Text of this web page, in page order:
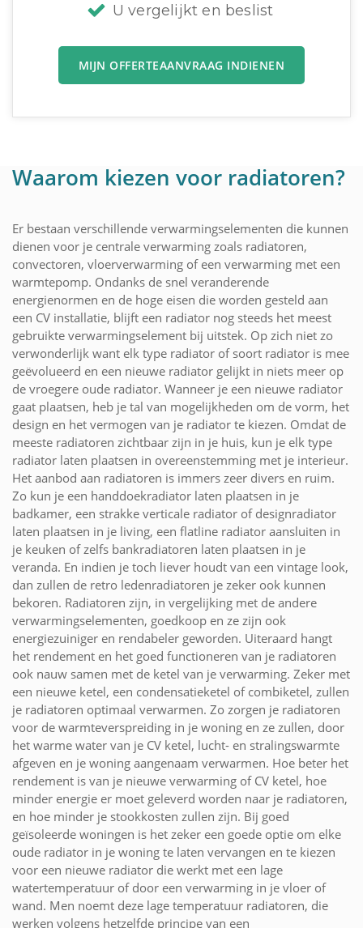
U vergelijkt en beslist
MIJN OFFERTEAANVRAAG INDIENEN
Waarom kiezen voor radiatoren?
Er bestaan verschillende verwarmingselementen die kunnen
dienen voor je centrale verwarming zoals radiatoren,
convectoren, vloerverwarming of een verwarming met een
warmtepomp. Ondanks de snel veranderende
energienormen en de hoge eisen die worden gesteld aan
een CV installatie, blijft een radiator nog steeds het meest
gebruikte verwarmingselement bij uitstek. Op zich niet zo
verwonderlijk want elk type radiator of soort radiator is mee
geëvolueerd en een nieuwe radiator gelijkt in niets meer op
de vroegere oude radiator. Wanneer je een nieuwe radiator
gaat plaatsen, heb je tal van mogelijkheden om de vorm, het
design en het vermogen van je radiator te kiezen. Omdat de
meeste radiatoren zichtbaar zijn in je huis, kun je elk type
radiator laten plaatsen in overeenstemming met je interieur.
Het aanbod aan radiatoren is immers zeer divers en ruim.
Zo kun je een handdoekradiator laten plaatsen in je
badkamer, een strakke verticale radiator of designradiator
laten plaatsen in je living, een flatline radiator aansluiten in
je keuken of zelfs bankradiatoren laten plaatsen in je
veranda. En indien je toch liever houdt van een vintage look,
dan zullen de retro ledenradiatoren je zeker ook kunnen
bekoren. Radiatoren zijn, in vergelijking met de andere
verwarmingselementen, goedkoop en ze zijn ook
energiezuiniger en rendabeler geworden. Uiteraard hangt
het rendement en het goed functioneren van je radiatoren
ook nauw samen met de ketel van je verwarming. Zeker met
een nieuwe ketel, een condensatieketel of combiketel, zullen
je radiatoren optimaal verwarmen. Zo zorgen je radiatoren
voor de warmteverspreiding in je woning en ze zullen, door
het warme water van je CV ketel, lucht- en stralingswarmte
afgeven en je woning aangenaam verwarmen. Hoe beter het
rendement is van je nieuwe verwarming of CV ketel, hoe
minder energie er moet geleverd worden naar je radiatoren,
en hoe minder je stookkosten zullen zijn. Bij goed
geïsoleerde woningen is het zeker een goede optie om elke
oude radiator in je woning te laten vervangen en te kiezen
voor een nieuwe radiator die werkt met een lage
watertemperatuur of door een verwarming in je vloer of
wand. Men noemt deze lage temperatuur radiatoren, die
werken volgens hetzelfde principe van een